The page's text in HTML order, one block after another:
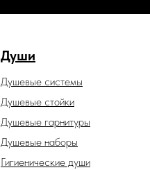
Души
Душевые гарнитуры
Душевые системы
Гигиенические души
Душевые наборы
Душевые стойки